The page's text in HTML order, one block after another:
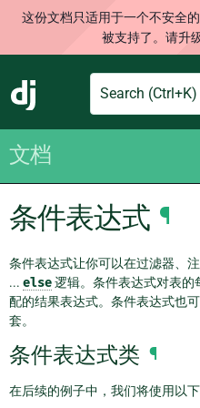
这份文档只适用于一个不安全
被支持了。请升
Django
Search
文档
条件表达式 ¶
条件表达式让你可以在过滤器、
... else逻辑。条件表达式对表
配的结果表达式。条件表达式也
套。
条件表达式类 ¶
在后续的例子中，我们将使用以下